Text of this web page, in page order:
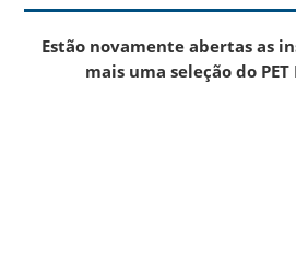
Estão novamente abertas as
mais uma seleção do PET